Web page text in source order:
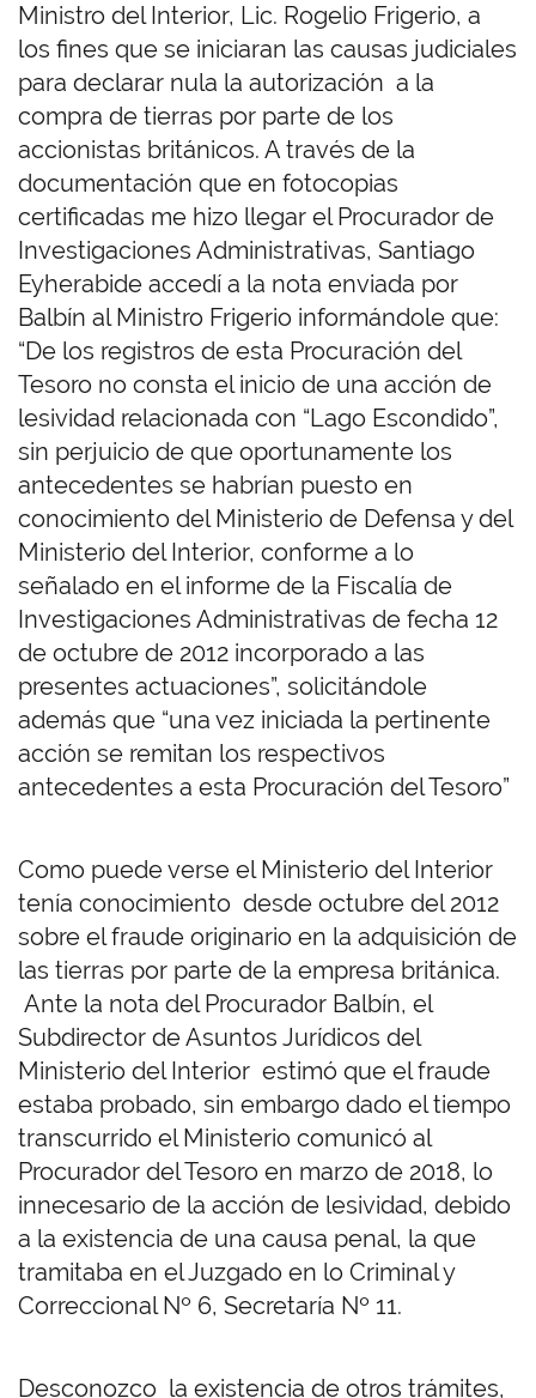
Ministro del Interior, Lic. Rogelio Frigerio, a
los fines que se iniciaran las causas judiciales
para declarar nula la autorización a la
compra de tierras por parte de los
accionistas británicos. A través de la
documentación que en fotocopias
certificadas me hizo llegar el Procurador de
Investigaciones Administrativas, Santiago
Eyherabide accedí a la nota enviada por
Balbín al Ministro Frigerio informándole que:
“De los registros de esta Procuración del
Tesoro no consta el inicio de una acción de
lesividad relacionada con “Lago Escondido”,
sin perjuicio de que oportunamente los
antecedentes se habrían puesto en
conocimiento del Ministerio de Defensa y del
Ministerio del Interior, conforme a lo
señalado en el informe de la Fiscalía de
Investigaciones Administrativas de fecha 12
de octubre de 2012 incorporado a las
presentes actuaciones”, solicitándole
además que “una vez iniciada la pertinente
acción se remitan los respectivos
antecedentes a esta Procuración del Tesoro”
Como puede verse el Ministerio del Interior
tenía conocimiento desde octubre del 2012
sobre el fraude originario en la adquisición de
las tierras por parte de la empresa británica.
Ante la nota del Procurador Balbín, el
Subdirector de Asuntos Jurídicos del
Ministerio del Interior estimó que el fraude
estaba probado, sin embargo dado el tiempo
transcurrido el Ministerio comunicó al
Procurador del Tesoro en marzo de 2018, lo
innecesario de la acción de lesividad, debido
a la existencia de una causa penal, la que
tramitaba en el Juzgado en lo Criminal y
Correccional Nº 6, Secretaría Nº 11.
Desconozco la existencia de otros trámites,